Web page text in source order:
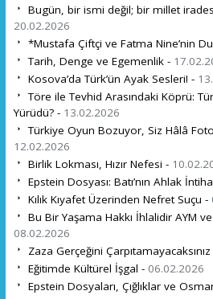
Bugün, bir ismi değil; bir millet
20.02.2026
*Mustafa Çiftçi ve Fatma Nine’nin
Tarih, Denge ve Egemenlik -
Kosova’da Türk’ün Ayak Sesleri! -
Töre ile Tevhid Arasındaki Köprü:
Yürüdü? - 13.02.2026
Türkiye Oyun Bozuyor, Siz Hâlâ
12.02.2026
Birlik Lokması, Hızır Nefesi -
Epstein Dosyası: Batı’nın Ahlak
Kılık Kıyafet Üzerinden Nefret Suçu -
Bu Bir Yaşama Hakkı İhlalidir AYM ve
08.02.2026
Zaza Gerçeğini Çarpıtamayacaksınız
Eğitimde Kültürel İşgal - 06.02.2026
Epstein Dosyaları, Çığlıklar ve